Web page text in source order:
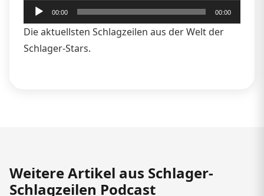
Audio-
Player
00:00 00:00
Die aktuellsten Schlagzeilen aus der Welt der
Schlager-Stars.
Weitere Artikel aus Schlager-
Schlagzeilen Podcast